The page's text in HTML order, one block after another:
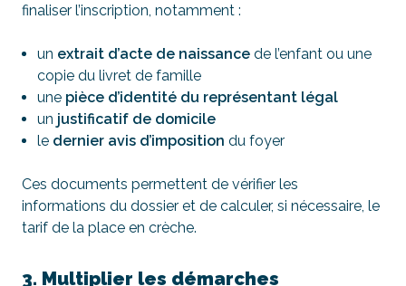
finaliser l’inscription, notamment :
un extrait d’acte de naissance de l’enfant ou une
copie du livret de famille
une pièce d’identité du représentant légal
un justificatif de domicile
le dernier avis d’imposition du foyer
Ces documents permettent de vérifier les
informations du dossier et de calculer, si nécessaire, le
tarif de la place en crèche.
3. Multiplier les démarches